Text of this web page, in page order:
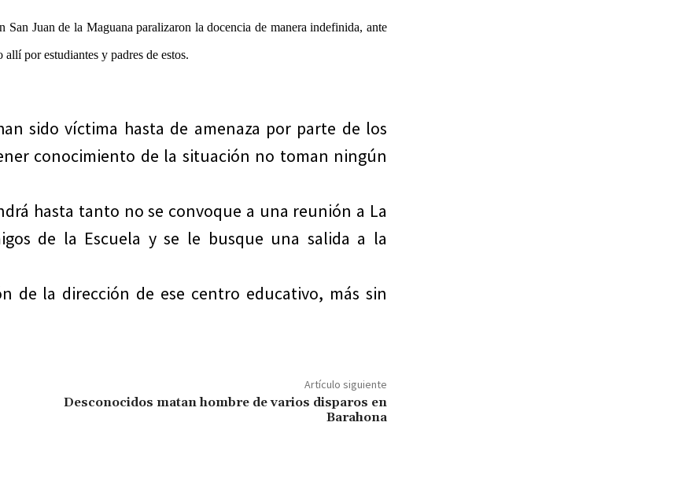
Juan de la Maguana paralizaron la docencia de manera indefinida, ante
por estudiantes y padres de estos.
sido víctima hasta de amenaza por parte de los
conocimiento de la situación no toman ningún
hasta tanto no se convoque a una reunión a La
de la Escuela y se le busque una salida a la
de la dirección de ese centro educativo, más sin
Artículo siguiente
Desconocidos matan hombre de varios disparos en
Barahona